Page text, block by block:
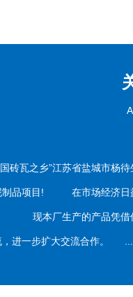
瓦之乡”江苏省盐城市杨
制品项目! 在市场经济日
现本厂生产的产品凭借
，进一步扩大交流合作。 ...